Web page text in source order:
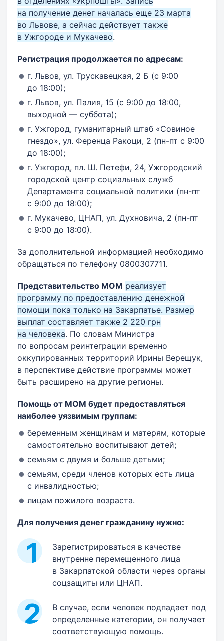
на получение денег началась еще 23 марта
во Львове, а сейчас действует также
в Ужгороде и Мукачево.
Регистрация продолжается по адресам:
г. Львов, ул. Трускавецкая, 2 Б (с 9:00
до 18:00);
г. Львов, ул. Палия, 15 (с 9:00 до 18:00,
выходной — суббота);
г. Ужгород, гуманитарный штаб «Совиное
гнездо», ул. Ференца Ракоци, 2 (пн-пт с 9:00
до 18:00);
г. Ужгород, пл. Ш. Петефи, 24, Ужгородский
городской центр социальных служб
Департамента социальной политики (пн-пт
с 9:00 до 18:00);
г. Мукачево, ЦНАП, ул. Духновича, 2 (пн-пт
с 9:00 до 18:00).
За дополнительной информацией необходимо
обращаться по телефону 0800307711.
Представительство МОМ реализует
программу по предоставлению денежной
помощи пока только на Закарпатье. Размер
выплат составляет также 2 220 грн
на человека. По словам Министра
по вопросам реинтеграции временно
оккупированных территорий Ирины Верещук,
в перспективе действие программы может
быть расширено на другие регионы.
Помощь от МОМ будет предоставляться
наиболее уязвимым группам:
беременным женщинам и матерям, которые
самостоятельно воспитывают детей;
семьям с двумя и больше детьми;
семьям, среди членов которых есть лица
с инвалидностью;
лицам пожилого возраста.
Для получения денег гражданину нужно:
Зарегистрироваться в качестве
внутренне перемещенного лица
в Закарпатской области через органы
соцзащиты или ЦНАП.
В случае, если человек подпадает под
определенные категории, он получает
соответствующую помощь.